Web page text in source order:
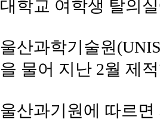
대학교 여학생 탈의
울산과학기술원
을 물어 지난 2월 제
울산과기원에 따르